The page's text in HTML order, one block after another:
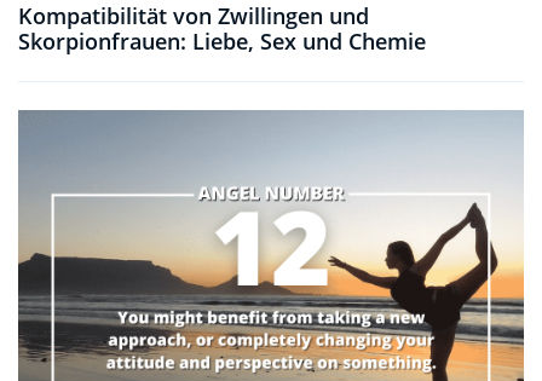
Kompatibilität von Zwillingen und
Skorpionfrauen: Liebe, Sex und Chemie